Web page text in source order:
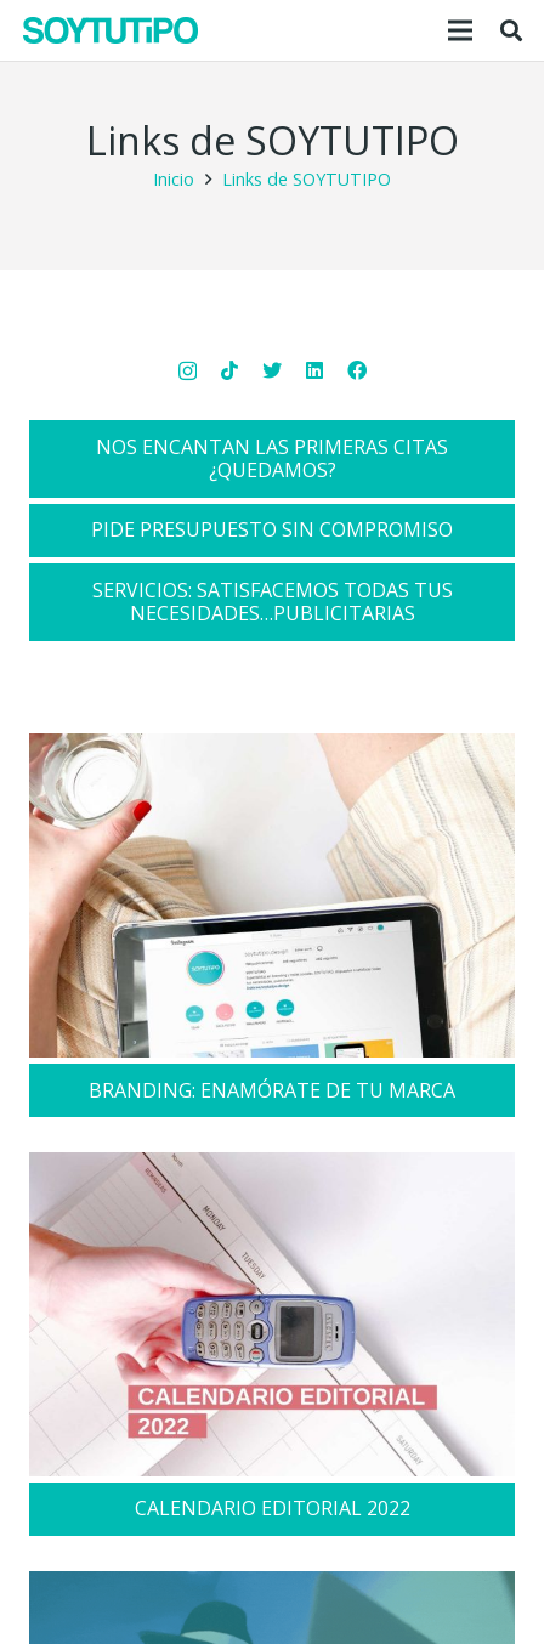
Links de SOYTUTIPO
Inicio Links de SOYTUTIPO
NOS ENCANTAN LAS PRIMERAS CITAS
¿QUEDAMOS?
PIDE PRESUPUESTO SIN COMPROMISO
SERVICIOS: SATISFACEMOS TODAS TUS
NECESIDADES…PUBLICITARIAS
BRANDING: ENAMÓRATE DE TU MARCA
CALENDARIO EDITORIAL 2022